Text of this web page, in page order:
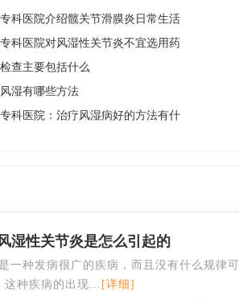
科医院介绍髋关节滑膜炎日常生活
科医院对风湿性关节炎不宜选用药
查主要包括什么
湿有哪些方法
科医院：治疗风湿病好的方法有什
湿性关节炎是怎么引起的
一种发病很广的疾病，而且没有什么规律可
这种疾病的出现... [详细]